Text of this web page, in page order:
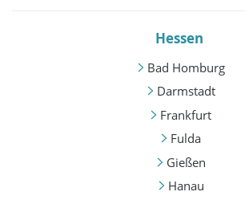
Hessen
Bad Homburg
Darmstadt
Frankfurt
Fulda
Gießen
Hanau